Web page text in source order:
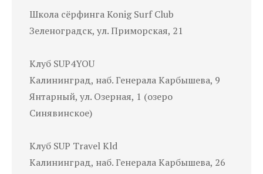
Школа сёрфинга Konig Surf Club
Зеленоградск, ул. Приморская, 21
Клуб SUP4YOU
Калининград, наб. Генерала Карбышева, 9
Янтарный, ул. Озерная, 1 (озеро
Синявинское)
Клуб SUP Travel Kld
Калининград, наб. Генерала Карбышева, 26